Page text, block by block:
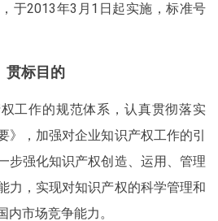
于2013年3月1日起实施，标准号
贯标目的
工作的规范体系，认真贯彻落实
》，加强对企业知识产权工作的引
步强化知识产权创造、运用、管理
力，实现对知识产权的科学管理和
市场竞争能力。